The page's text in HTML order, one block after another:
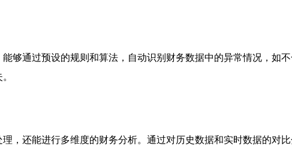
够通过预设的规则和算法，自动识别财务数据中的异常情况，如
，还能进行多维度的财务分析。通过对历史数据和实时数据的对